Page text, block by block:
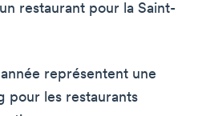
restaurant pour la Saint-
représentent une
pour les restaurants